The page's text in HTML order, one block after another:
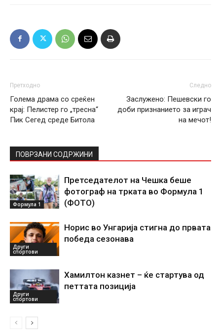
Претходно
Голема драма со среќен
крај: Пелистер го „тресна“
Пик Сегед среде Битола
Следно
Заслужено: Пешевски го
доби признанието за играч
на мечот!
ПОВРЗАНИ СОДРЖИНИ
Формула 1
Претседателот на Чешка беше
фотограф на трката во Формула 1
(ФОТО)
Други
спортови
Норис во Унгарија стигна до првата
победа сезонава
Други
спортови
Хамилтон казнет – ќе стартува од
петтата позиција